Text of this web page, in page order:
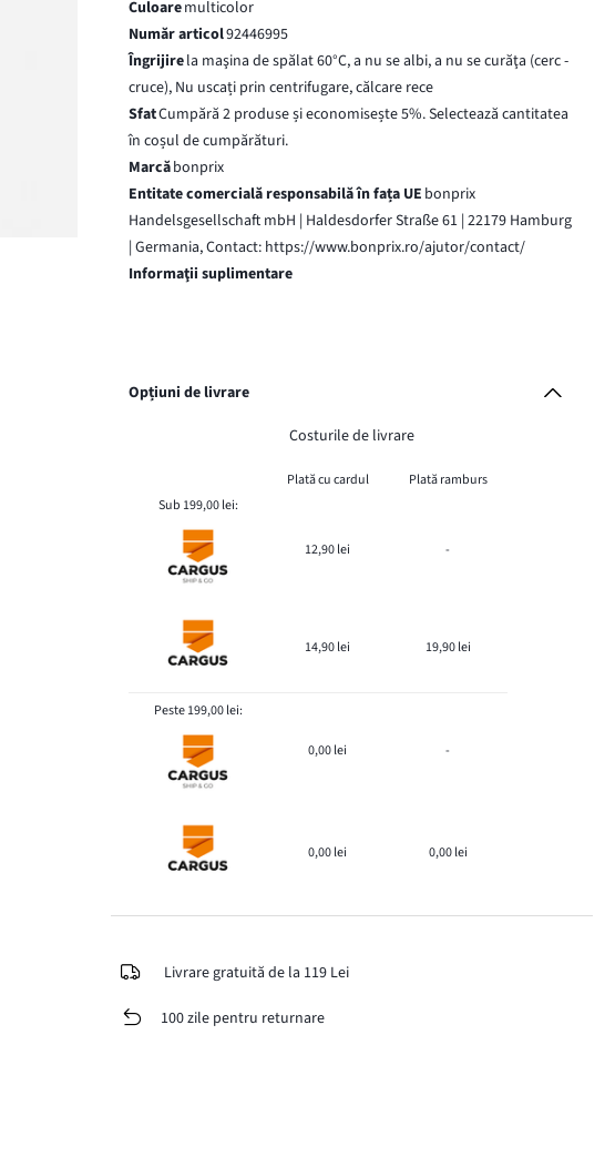
Culoaremulticolor
Număr articol92446995
Îngrijirela maşina de spălat 60°C, a nu se albi, a nu se curăţa (cerc -
cruce), Nu uscați prin centrifugare, călcare rece
SfatCumpără 2 produse și economisește 5%. Selectează cantitatea
în coșul de cumpărături.
Marcăbonprix
Entitate comercială responsabilă în fața UE bonprix
Handelsgesellschaft mbH | Haldesdorfer Straße 61 | 22179 Hamburg
| Germania, Contact: https://www.bonprix.ro/ajutor/contact/
Informaţii suplimentare
Opțiuni de livrare
Costurile de livrare
Plată cu cardul
Plată ramburs
Sub 199,00 lei:
12,90 lei -
14,90 lei 19,90 lei
Peste 199,00 lei:
0,00 lei -
0,00 lei 0,00 lei
Livrare gratuită de la 119 Lei
100 zile pentru returnare